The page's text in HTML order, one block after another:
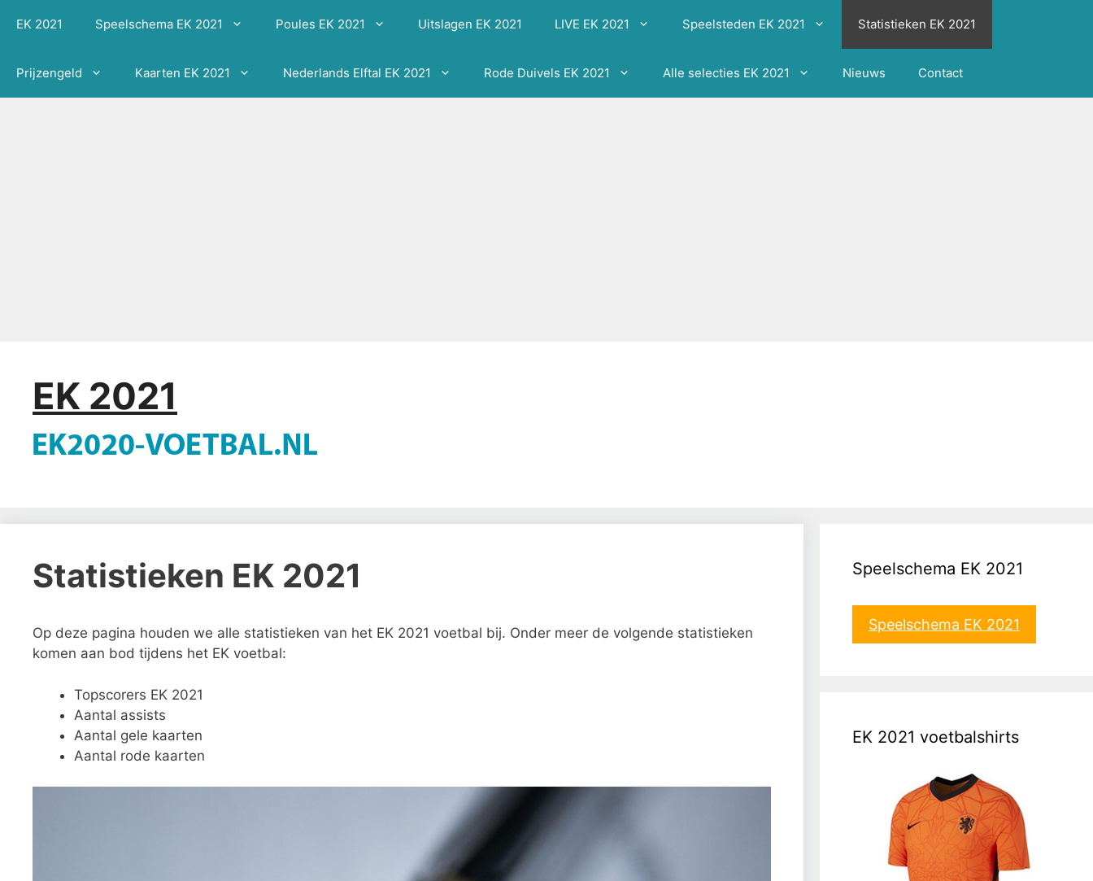
naar
inhoud
EK 2021 Speelschema EK 2021 Poules EK 2021 Uitslagen EK 2021 LIVE EK 2021 Speelsteden EK 2021 Statistieken EK 2021
Prijzengeld Kaarten EK 2021 Nederlands Elftal EK 2021 Rode Duivels EK 2021 Alle selecties EK 2021 Nieuws Contact
EK 2021
Statistieken EK 2021
Op deze pagina houden we alle statistieken van het EK 2021 voetbal bij. Onder meer de volgende statistieken
komen aan bod tijdens het EK voetbal:
Topscorers EK 2021
Aantal assists
Aantal gele kaarten
Aantal rode kaarten
Speelschema EK 2021
Speelschema EK 2021
EK 2021 voetbalshirts